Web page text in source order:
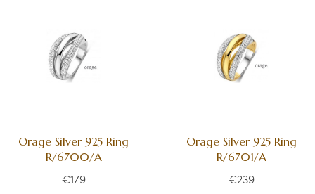
Orage Silver 925 Ring
R/6700/A
€179
Orage Silver 925 Ring
R/6701/A
€239